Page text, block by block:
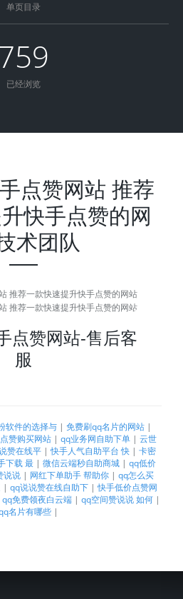
单页目录
759
已经浏览
点赞网站 推荐
快手点赞的网
术团队
点赞网站-售后客
服
软件的选择与 | 免费刷qq名片的网站 |
赞购买网站 | qq业务网自助下单 | 云世
赞在线平 |快手人气自助平台 快 | 卡密
下载 最 | 微信云端秒自助商城 | qq低价
说说 | 网红下单助手 帮助你 | qq怎么买
| qq说说赞在线自助下 |快手低价点赞网
qq免费领夜白云端 | qq空间赞说说 如何 |
名片有哪些 |